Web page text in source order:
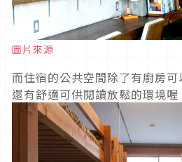
圖片來源
而住宿的公共空間除了有廚房可
還有舒適可供閱讀放鬆的環境喔